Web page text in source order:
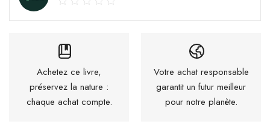
Achetez ce livre,
préservez la nature :
chaque achat compte.
Votre achat responsable
garantit un futur meilleur
pour notre planète.